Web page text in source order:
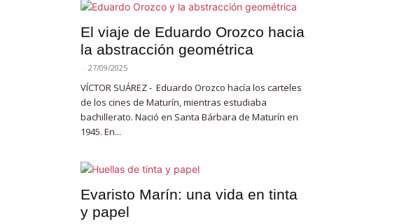
El viaje de Eduardo Orozco hacia
la abstracción geométrica
- 27/09/2025
VÍCTOR SUÁREZ - Eduardo Orozco hacía los carteles
de los cines de Maturín, mientras estudiaba
bachillerato. Nació en Santa Bárbara de Maturín en
1945. En...
Evaristo Marín: una vida en tinta
y papel